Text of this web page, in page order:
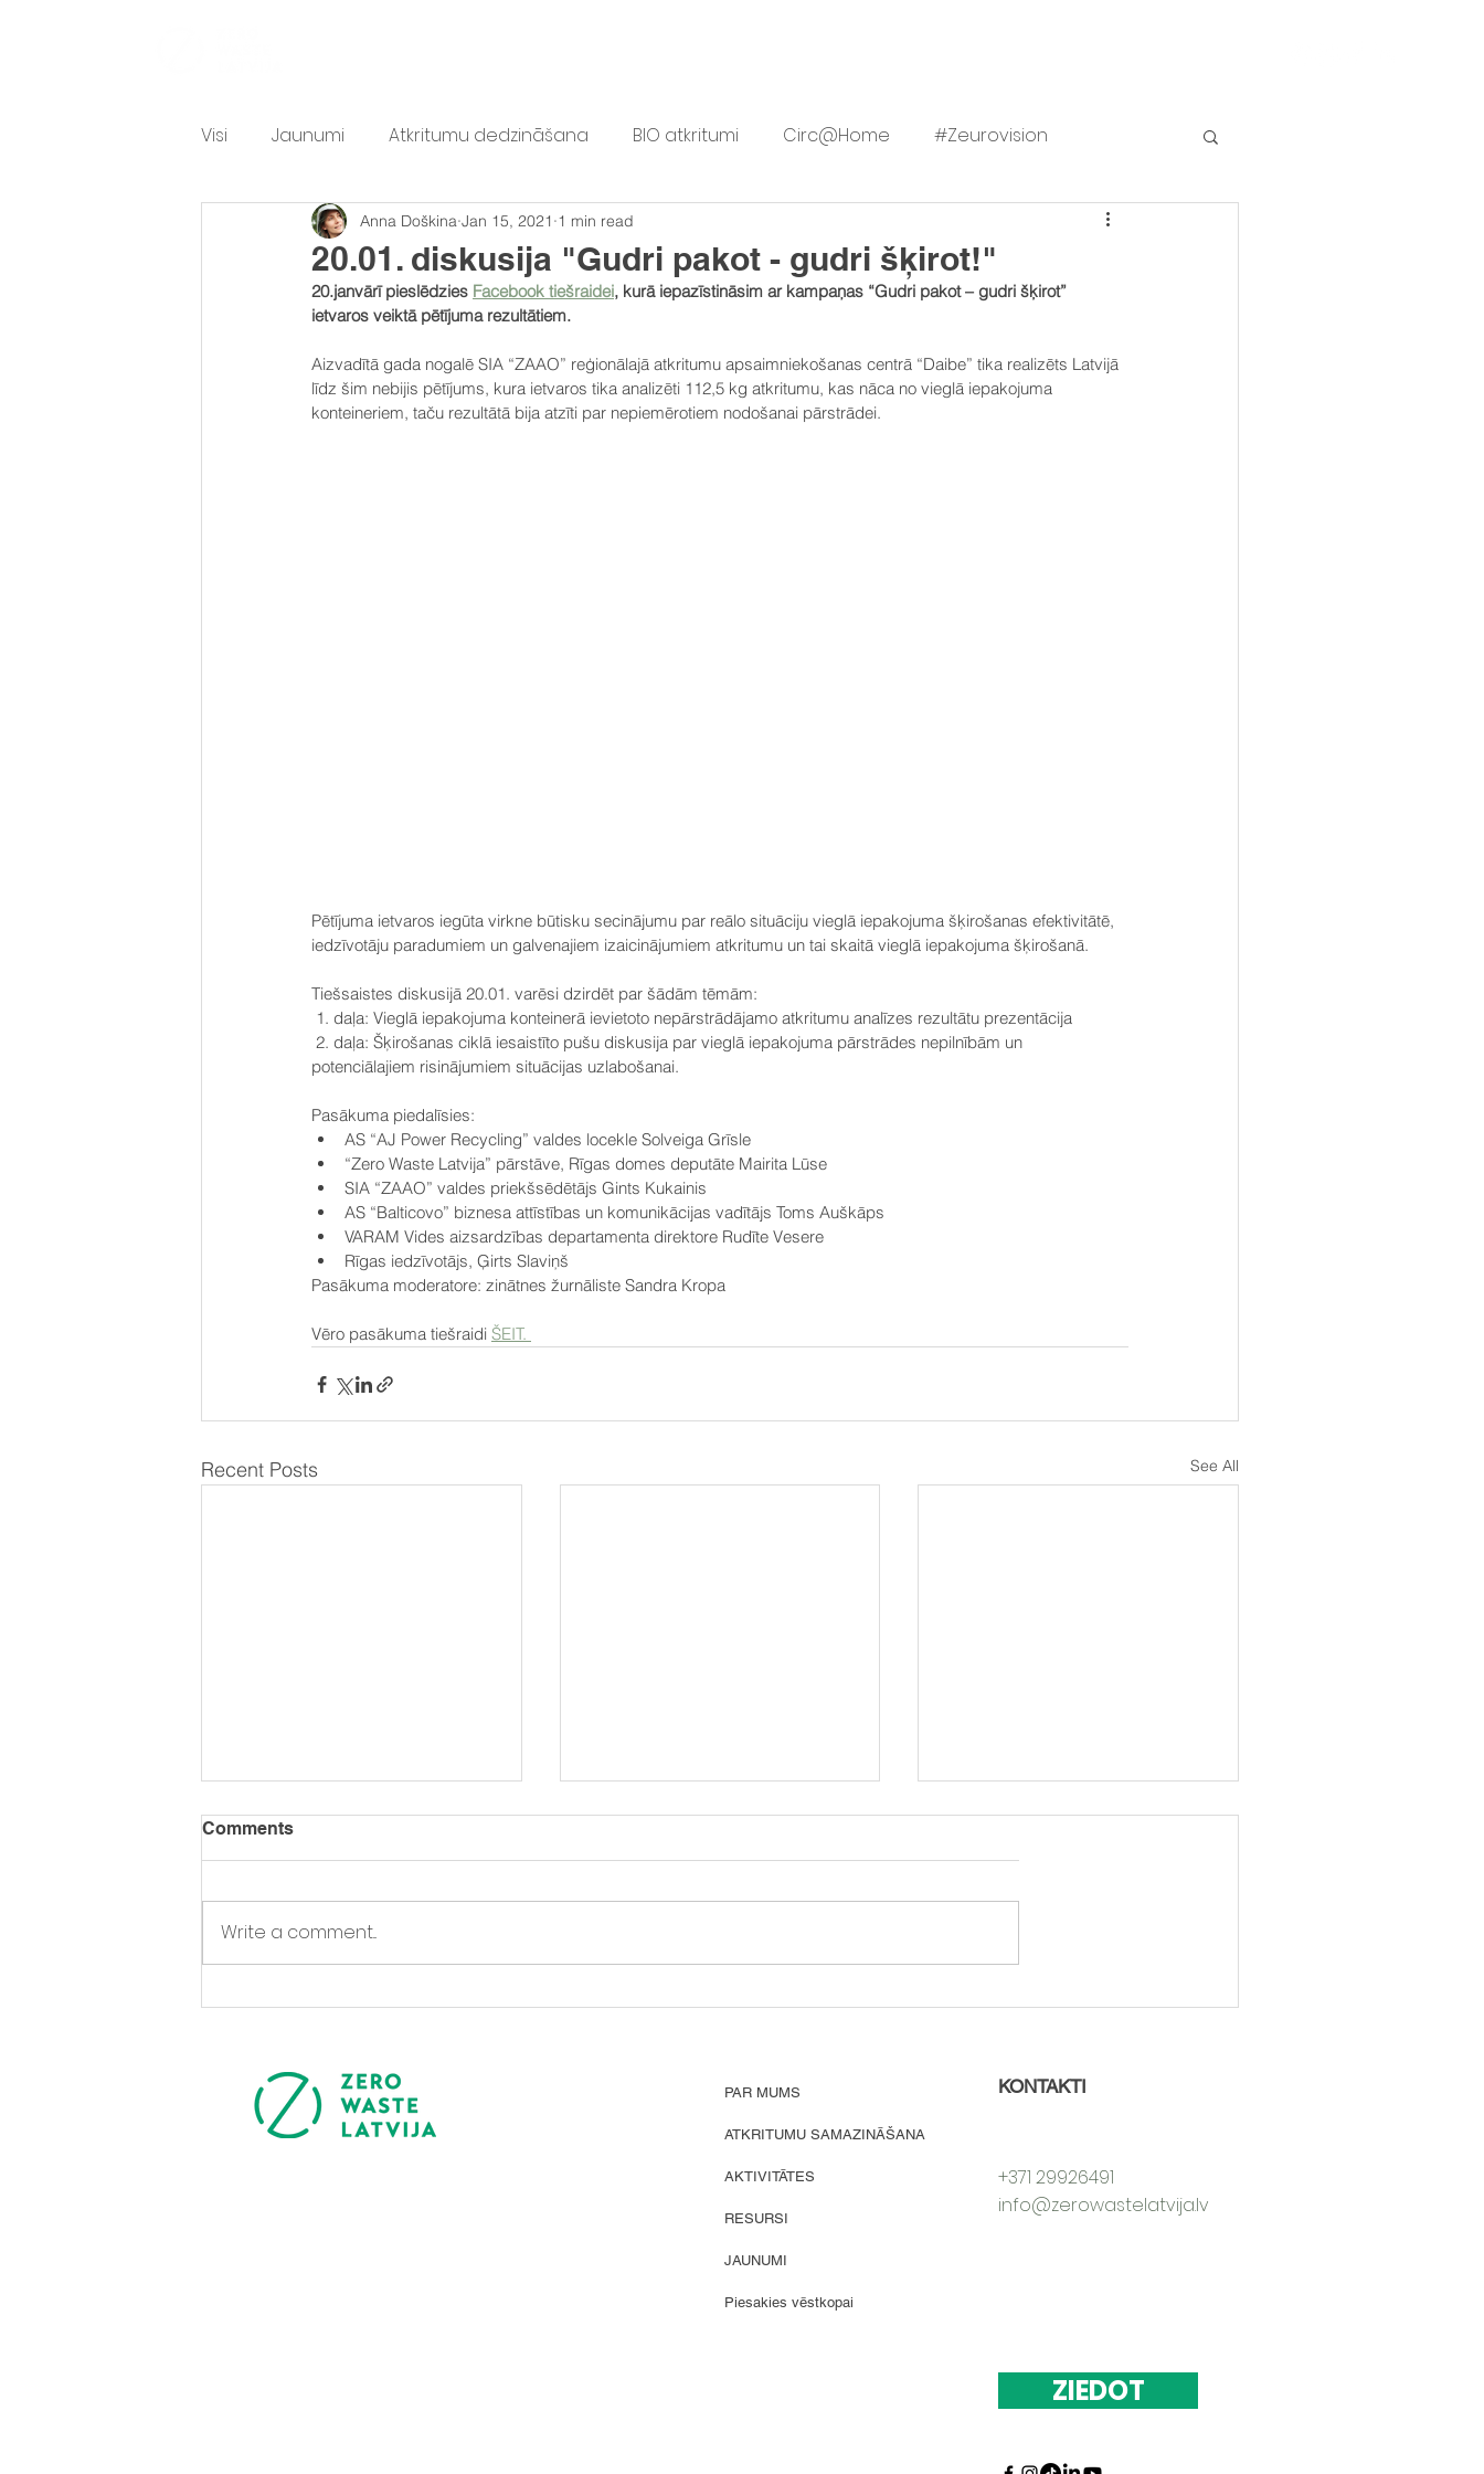
Visi Jaunumi Atkritumu dedzināšana BIO atkritumi Circ@Home #Zeurovision
Atkritumu sarunas Tekstils Lietovelreiz.lv
20.01. diskusija "Gudri pakot - gudri šķirot!"
Anna Doškina Jan 15, 2021 1 min read
20.janvārī pieslēdzies Facebook tiešraidei, kurā iepazīstināsim ar kampaņas “Gudri pakot – gudri šķirot”
ietvaros veiktā pētījuma rezultātiem.
Aizvadītā gada nogalē SIA “ZAAO” reģionālajā atkritumu apsaimniekošanas centrā “Daibe” tika realizēts Latvijā
līdz šim nebijis pētījums, kura ietvaros tika analizēti 112,5 kg atkritumu, kas nāca no vieglā iepakojuma
konteineriem, taču rezultātā bija atzīti par nepiemērotiem nodošanai pārstrādei.
Pētījuma ietvaros iegūta virkne būtisku secinājumu par reālo situāciju vieglā iepakojuma šķirošanas efektivitātē,
iedzīvotāju paradumiem un galvenajiem izaicinājumiem atkritumu un tai skaitā vieglā iepakojuma šķirošanā.
Tiešsaistes diskusijā 20.01. varēsi dzirdēt par šādām tēmām:
1. daļa: Vieglā iepakojuma konteinerā ievietoto nepārstrādājamo atkritumu analīzes rezultātu prezentācija
potenciālajiem risinājumiem situācijas uzlabošanai.
Pasākuma piedalīsies:
AS “AJ Power Recycling” valdes locekle Solveiga Grīsle
“Zero Waste Latvija” pārstāve, Rīgas domes deputāte Mairita Lūse
SIA “ZAAO” valdes priekšsēdētājs Gints Kukainis
AS “Balticovo” biznesa attīstības un komunikācijas vadītājs Toms Auškāps
VARAM Vides aizsardzības departamenta direktore Rudīte Vesere
Rīgas iedzīvotājs, Ģirts Slaviņš
Pasākuma moderatore: zinātnes žurnāliste Sandra Kropa
Vēro pasākuma tiešraidi ŠEIT.
Recent Posts See All
Comments
Write a comment...
PAR MUMS
ATKRITUMU SAMAZINĀŠANA
AKTIVITĀTES
RESURSI
JAUNUMI
Piesakies vēstkopai
KONTAKTI
+371 29926491
info@zerowastelatvija.lv
ZIEDOT